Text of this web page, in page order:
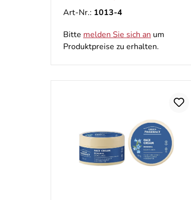
Art-Nr.: 1013-4
Bitte melden Sie sich an um
Produktpreise zu erhalten.